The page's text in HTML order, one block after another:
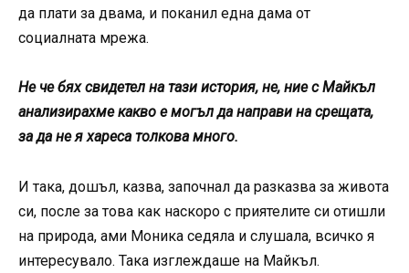
да плати за двама, и поканил една дама от
социалната мрежа.
Не че бях свидетел на тази история, не, ние с Майкъл
анализирахме какво е могъл да направи на срещата,
за да не я хареса толкова много.
И така, дошъл, казва, започнал да разказва за живота
си, после за това как наскоро с приятелите си отишли
на природа, ами Моника седяла и слушала, всичко я
интересувало. Така изглеждаше на Майкъл.